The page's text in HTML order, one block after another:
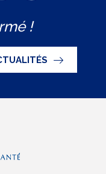
n
k
e
d
(
!